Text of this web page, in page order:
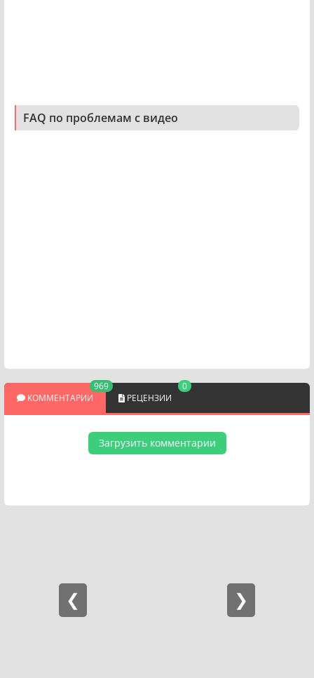
FAQ по проблемам с видео
КОММЕНТАРИИ
969
РЕЦЕНЗИИ
0
Загрузить комментарии